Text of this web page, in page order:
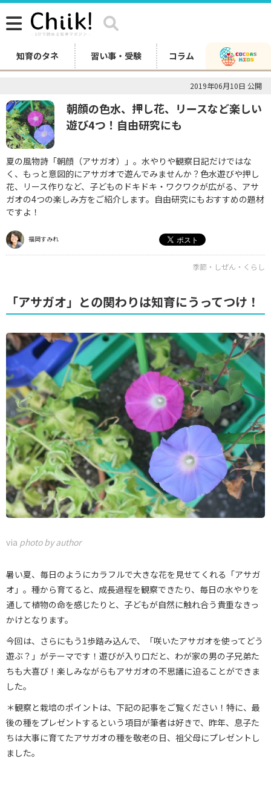
知育のタネ 習い事・受験 コラム
2019年06月10日 公開
朝顔の色水、押し花、リースなど楽しい
遊び4つ！自由研究にも
夏の風物詩「朝顔（アサガオ）」。水やりや観察日記だけではな
く、もっと意図的にアサガオで遊んでみませんか？色水遊びや押し
花、リース作りなど、子どものドキドキ・ワクワクが広がる、アサ
ガオの4つの楽しみ方をご紹介します。自由研究にもおすすめの題材
ですよ！
福岡すみれ
季節・しぜん・くらし
「アサガオ」との関わりは知育にうってつけ！
via photo by author
暑い夏、毎日のようにカラフルで大きな花を見せてくれる「アサガ
オ」。種から育てると、成長過程を観察できたり、毎日の水やりを
通して植物の命を感じたりと、子どもが自然に触れ合う貴重なきっ
かけとなります。
今回は、さらにもう1歩踏み込んで、「咲いたアサガオを使ってどう
遊ぶ？」がテーマです！遊びが入り口だと、わが家の男の子兄弟た
ちも大喜び！楽しみながらもアサガオの不思議に迫ることができま
した。
＊観察と栽培のポイントは、下記の記事をご覧ください！特に、最
後の種をプレゼントするという項目が筆者は好きで、昨年、息子た
ちは大事に育てたアサガオの種を敬老の日、祖父母にプレゼントし
ました。